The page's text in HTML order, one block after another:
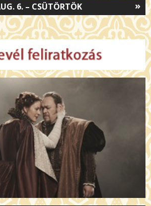
»
6. – CSÜTÖRTÖK